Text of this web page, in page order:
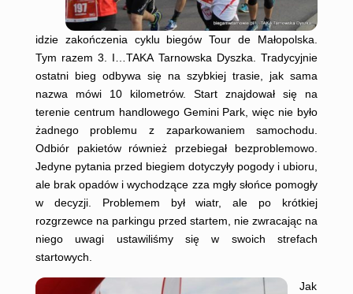
idzie zakończenia cyklu biegów Tour de Małopolska.
Tym razem 3. I…TAKA Tarnowska Dyszka. Tradycyjnie
ostatni bieg odbywa się na szybkiej trasie, jak sama
nazwa mówi 10 kilometrów. Start znajdował się na
terenie centrum handlowego Gemini Park, więc nie było
żadnego problemu z zaparkowaniem samochodu.
Odbiór pakietów również przebiegał bezproblemowo.
Jedyne pytania przed biegiem dotyczyły pogody i ubioru,
ale brak opadów i wychodzące zza mgły słońce pomogły
w decyzji. Problemem był wiatr, ale po krótkiej
rozgrzewce na parkingu przed startem, nie zwracając na
niego uwagi ustawiliśmy się w swoich strefach
startowych.
Jak